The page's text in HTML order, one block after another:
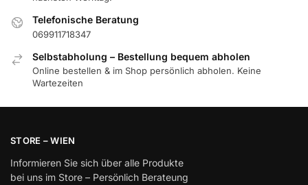
Telefonische Beratung
069911718347
Selbstabholung – Bestellung bequem abholen
Online bestellen & im Shop persönlich abholen. Keine
Wartezeiten
STORE – WIEN
Informieren Sie sich über alle Produkte
bei uns im Store – Persönlich Berateung